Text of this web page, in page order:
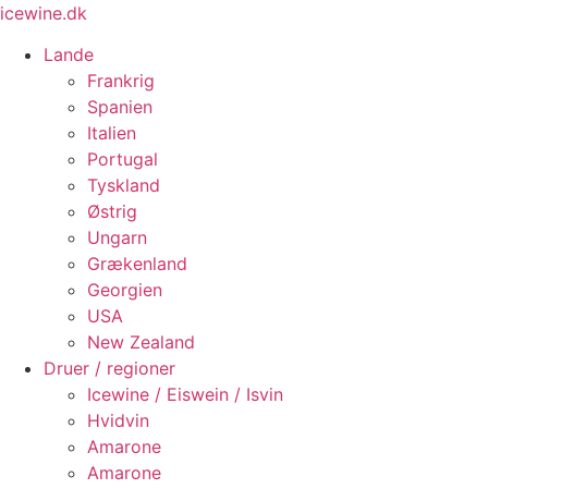
Videre
indhold
icewine.dk
Lande
Frankrig
Spanien
Italien
Portugal
Tyskland
Østrig
Ungarn
Grækenland
Georgien
USA
New Zealand
Druer / regioner
Icewine / Eiswein / Isvin
Hvidvin
Amarone
Amarone